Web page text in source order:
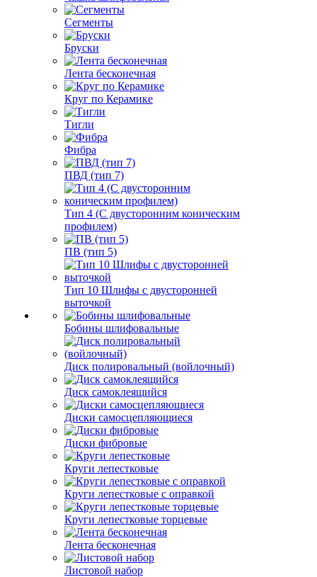
Сегменты
Бруски
Лента бесконечная
Круг по Керамике
Тигли
Фибра
ПВД (тип 7)
Тип 4 (С двусторонним коническим
профилем)
ПВ (тип 5)
Тип 10 Шлифы с двусторонней
выточкой
Бобины шлифовальные
Диск полировальный (войлочный)
Диск самоклеящийся
Диски самосцепляющиеся
Диски фибровые
Круги лепестковые
Круги лепестковые с оправкой
Круги лепестковые торцевые
Лента бесконечная
Листовой набор